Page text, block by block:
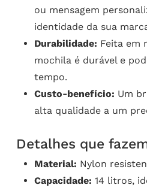
ou mensagem
identidade da sua
Durabilidade: Feita em
mochila é durável e
tempo.
Custo-benefício: Um
alta qualidade a um
Detalhes que
Material: Nylon
Capacidade: 14 litros,